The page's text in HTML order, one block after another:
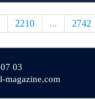
2210 ... 2742
03
magazine.com